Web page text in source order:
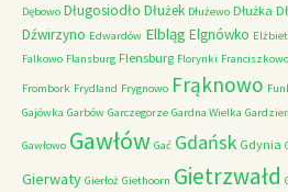
Dębowo Długosiodło Dłużek Dłużewo Dłużka
Dźwirzyno Edwardów Elbląg Elgnówko
Falkowo Flansburg Flensburg Florynki Franciszkowo
Frombork Frydland Frygnowo Frąknowo
Gajówka Garbów Garczegorze Gardna Wielka
Gawłowo Gawłów Gać Gdańsk Gdynia
Gierwaty Gierłoż Giethoorn Gietrzwałd